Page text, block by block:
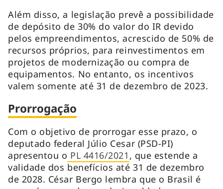
Além disso, a legislação prevê a possibilidade
de depósito de 30% do valor do IR devido
pelos empreendimentos, acrescido de 50% de
recursos próprios, para reinvestimentos em
projetos de modernização ou compra de
equipamentos. No entanto, os incentivos
valem somente até 31 de dezembro de 2023.
Prorrogação
Com o objetivo de prorrogar esse prazo, o
deputado federal Júlio Cesar (PSD-PI)
apresentou o PL 4416/2021 , que estende a
validade dos benefícios até 31 de dezembro
de 2028. César Bergo lembra que o Brasil é